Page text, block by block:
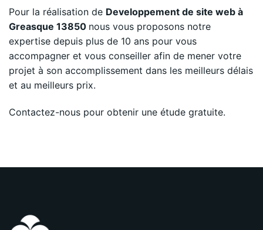
Pour la réalisation de Developpement de site web à
Greasque 13850 nous vous proposons notre
expertise depuis plus de 10 ans pour vous
accompagner et vous conseiller afin de mener votre
projet à son accomplissement dans les meilleurs délais
et au meilleurs prix.
Contactez-nous pour obtenir une étude gratuite.